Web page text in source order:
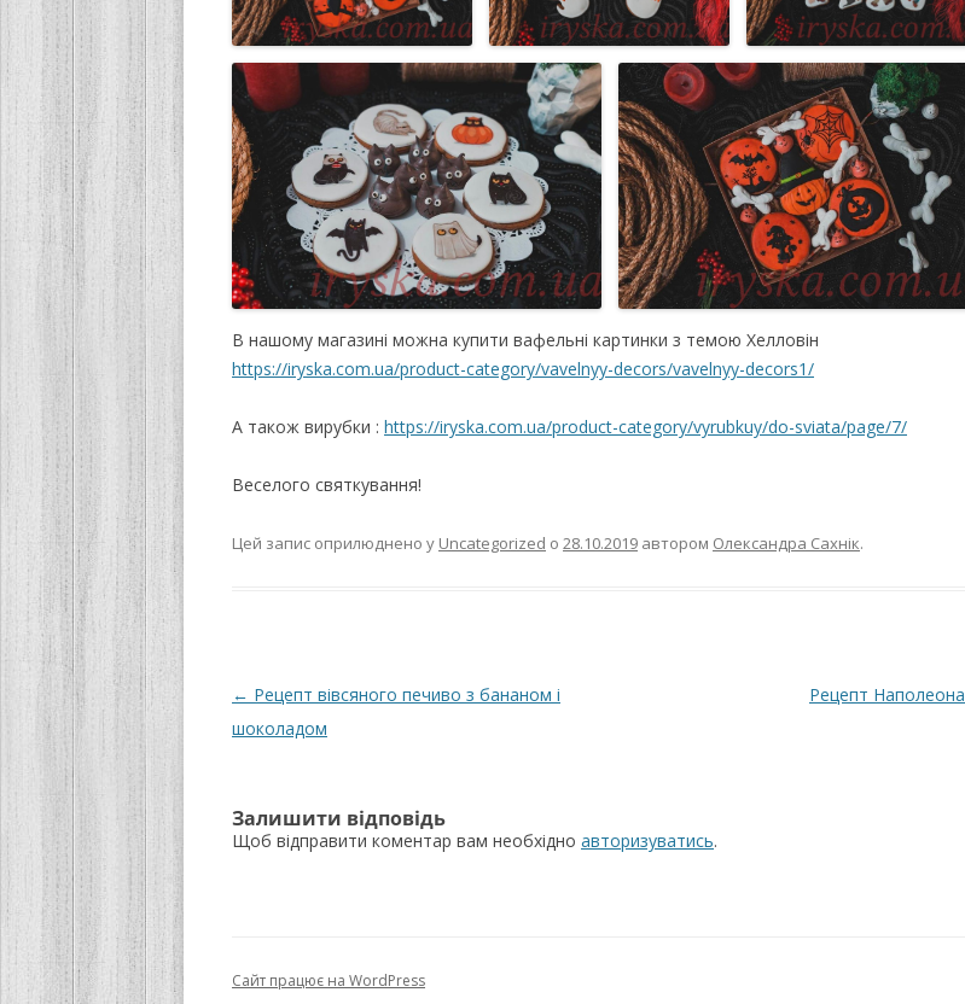
В нашому магазині можна купити вафельні картинки з темою Хелловін
https://iryska.com.ua/product-category/vavelnyy-decors/vavelnyy-decors1/
А також вирубки : https://iryska.com.ua/product-category/vyrubkuy/do-sviata/page/7/
Веселого святкування!
Цей запис оприлюднено у Uncategorized о 28.10.2019 автором Олександра Сахнік.
Навігація
по
← Рецепт вівсяного печиво з бананом і
шоколадом
Рецепт Наполеона
Залишити відповідь
Щоб відправити коментар вам необхідно авторизуватись.
Сайт працює на WordPress